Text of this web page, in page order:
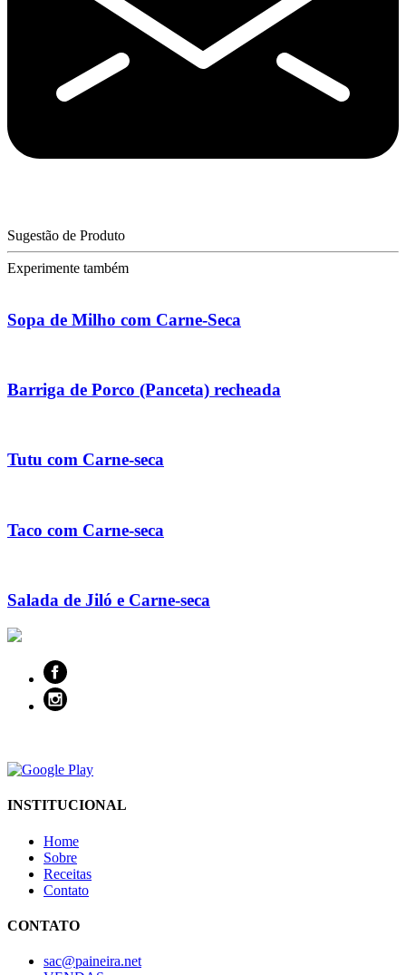
Sugestão de Produto
Experimente também
Sopa de Milho com Carne-Seca
Barriga de Porco (Panceta) recheada
Tutu com Carne-seca
Taco com Carne-seca
Salada de Jiló e Carne-seca
INSTITUCIONAL
Home
Sobre
Receitas
Contato
CONTATO
sac@paineira.net